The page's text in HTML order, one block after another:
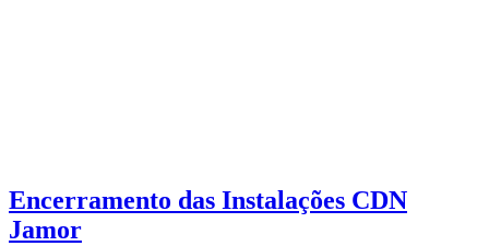
Encerramento das Instalações CDN
Jamor